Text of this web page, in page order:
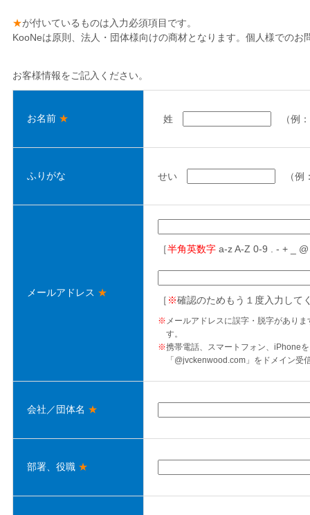
★が付いているものは入力必須項目です。
KooNeは原則、法人・団体様向けの商材となります。個人様でのお
お客様情報をご記入ください。
お名前 ★ 姓 （例
ふりがな せい （
メールアドレス ★
［半角英数字 a-z A-Z 0-9 . - + _
［ ※確認のためもう１度入力して
※ メールアドレスに誤字・脱字があり
す。
※携帯電話、スマートフォン、iPhone
「@jvckenwood.com」をドメイン受
会社／団体名 ★
部署、役職 ★